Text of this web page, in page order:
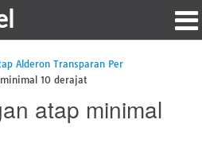
Alderon Transparan Per
10 derajat
atap minimal